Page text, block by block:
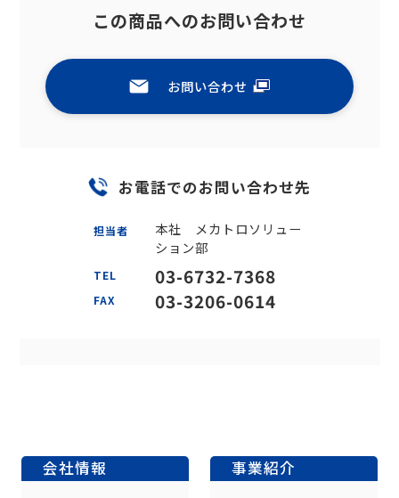
この商品へのお問い合わせ
お問い合わせ
お電話でのお問い合わせ先
担当者
本社 メカトロソリュー
ション部
TEL 03-6732-7368
FAX 03-3206-0614
会社情報 事業紹介